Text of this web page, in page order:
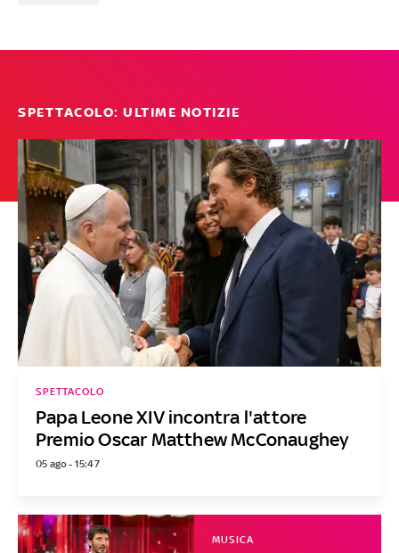
SPETTACOLO: ULTIME NOTIZIE
Papa Leone XIV incontra l'attore
Premio Oscar Matthew McConaughey
SPETTACOLO
05 ago - 15:47
MUSICA